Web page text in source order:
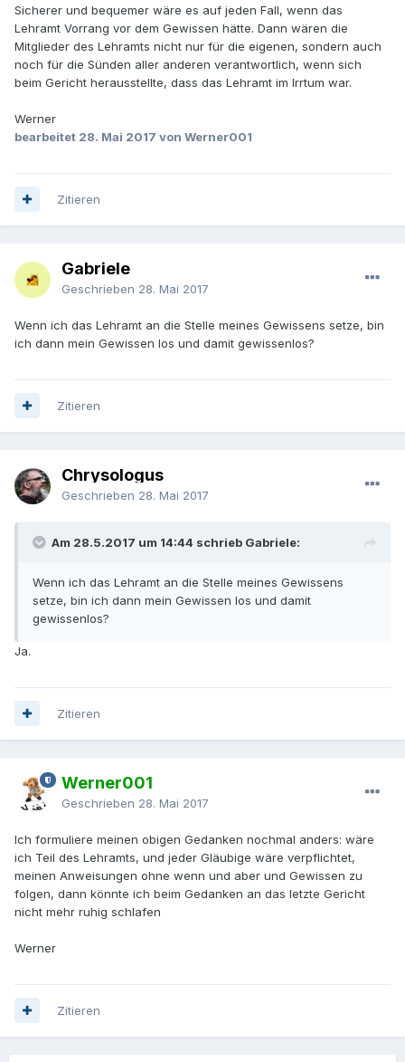
Sicherer und bequemer wäre es auf jeden Fall, wenn das
Lehramt Vorrang vor dem Gewissen hätte. Dann wären die
Mitglieder des Lehramts nicht nur für die eigenen, sondern auch
noch für die Sünden aller anderen verantwortlich, wenn sich
beim Gericht herausstellte, dass das Lehramt im Irrtum war.
Werner
bearbeitet 28. Mai 2017 von Werner001
Zitieren
Gabriele
Geschrieben 28. Mai 2017
Wenn ich das Lehramt an die Stelle meines Gewissens setze, bin
ich dann mein Gewissen los und damit gewissenlos?
Zitieren
Chrysologus
Geschrieben 28. Mai 2017
Am 28.5.2017 um 14:44 schrieb Gabriele:
Wenn ich das Lehramt an die Stelle meines Gewissens
setze, bin ich dann mein Gewissen los und damit
gewissenlos?
Ja.
Zitieren
Werner001
Geschrieben 28. Mai 2017
Ich formuliere meinen obigen Gedanken nochmal anders: wäre
ich Teil des Lehramts, und jeder Gläubige wäre verpflichtet,
meinen Anweisungen ohne wenn und aber und Gewissen zu
folgen, dann könnte ich beim Gedanken an das letzte Gericht
nicht mehr ruhig schlafen
Werner
Zitieren